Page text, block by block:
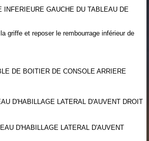
INFERIEURE GAUCHE DU TABLEAU DE
griffe et reposer le rembourrage inférieur de
DE BOITIER DE CONSOLE ARRIERE
D'HABILLAGE LATERAL D'AUVENT DROIT
D'HABILLAGE LATERAL D'AUVENT